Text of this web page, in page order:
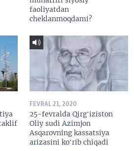
faoliyatdan
cheklanmoqdami?
FEVRAL 21, 2020
25-fevralda Qirgʻiziston
Oliy sudi Azimjon
Asqarovning kassatsiya
arizasini koʻrib chiqadi